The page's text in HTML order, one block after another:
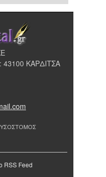
ΚΑΡΔΙΤΣΑ
RSS Feed